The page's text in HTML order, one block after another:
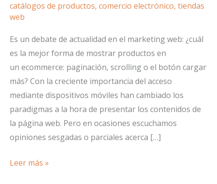
catálogos de productos, comercio electrónico, tiendas
web
Es un debate de actualidad en el marketing web: ¿cuál
es la mejor forma de mostrar productos en
un ecommerce: paginación, scrolling o el botón cargar
más? Con la creciente importancia del acceso
mediante dispositivos móviles han cambiado los
paradigmas a la hora de presentar los contenidos de
la página web. Pero en ocasiones escuchamos
opiniones sesgadas o parciales acerca […]
¿Paginación
Leer más »